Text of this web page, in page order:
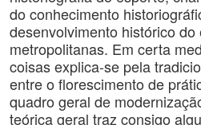
do conhecimento
desenvolvimento histórico
metropolitanas. Em certa
coisas explica-se pela
entre o florescimento de
quadro geral de
teórica geral traz consigo